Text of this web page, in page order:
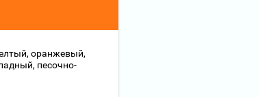
оранжевый,
песочно-